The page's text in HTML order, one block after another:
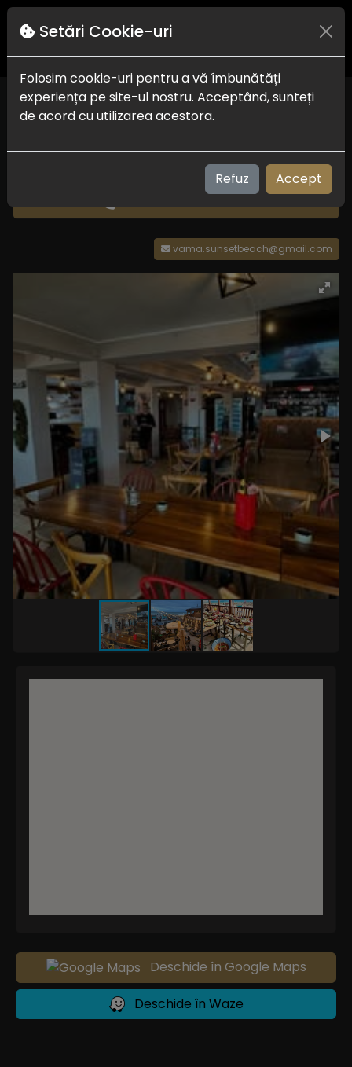
Restaurant "Povestea
Ceaunului"
+40 786 384 812
vama.sunsetbeach@gmail.com
Deschide în Google Maps
Deschide în Waze
Setări Cookie-uri
Folosim cookie-uri pentru a vă îmbunătăți
experiența pe site-ul nostru. Acceptând, sunteți
de acord cu utilizarea acestora.
Refuz Accept